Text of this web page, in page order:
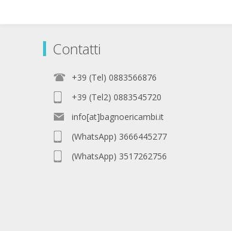
Contatti
+39 (Tel) 0883566876
+39 (Tel2) 0883545720
info[at]bagnoericambi.it
(WhatsApp) 3666445277
(WhatsApp) 3517262756